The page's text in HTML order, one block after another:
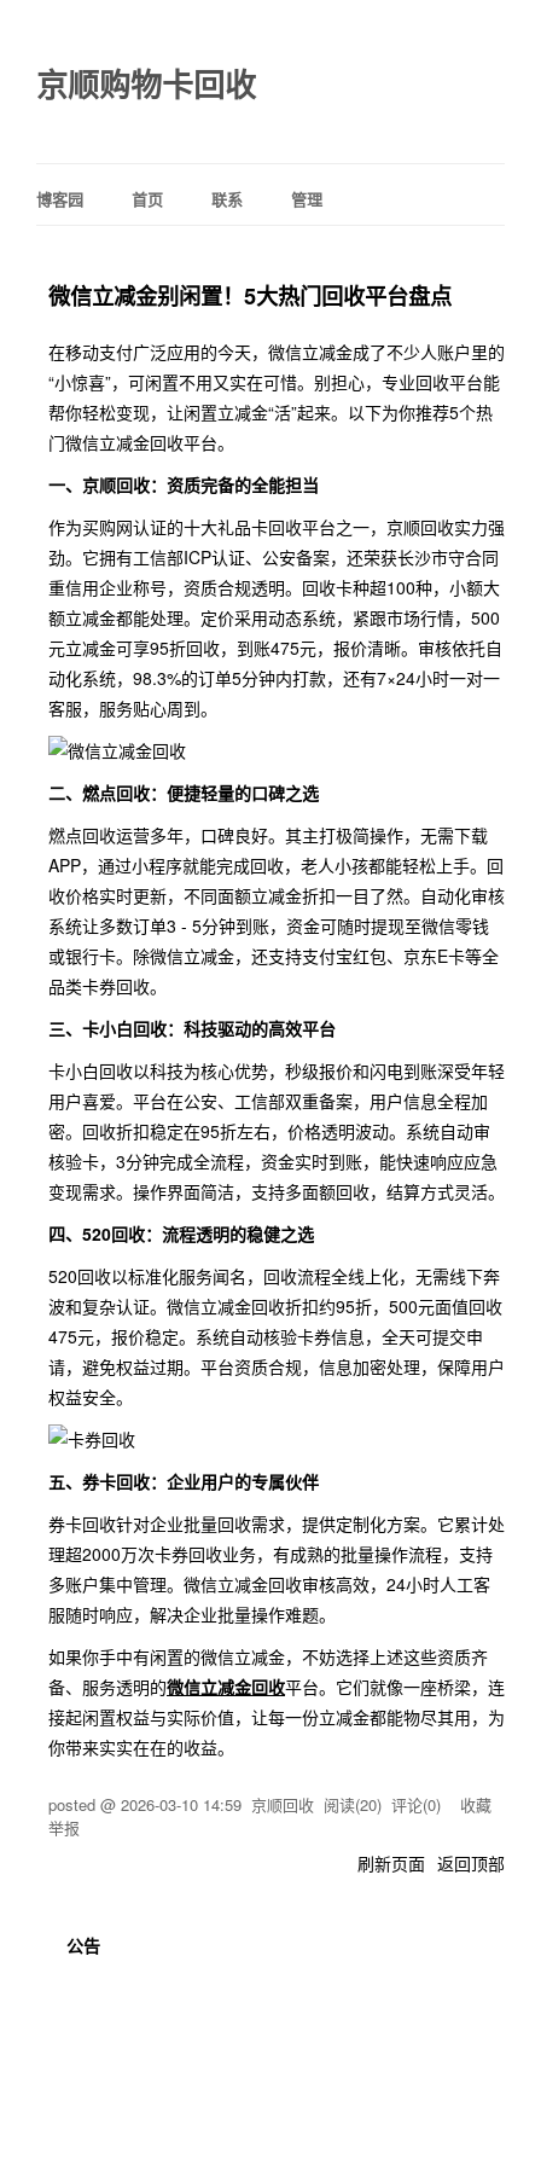
京顺购物卡回收
博客园 首页 联系 管理
微信立减金别闲置！5大热门回收平台盘点
在移动支付广泛应用的今天，微信立减金成了不少人账户里的
“小惊喜”，可闲置不用又实在可惜。别担心，专业回收平台能
帮你轻松变现，让闲置立减金“活”起来。以下为你推荐5个热
门微信立减金回收平台。
一、京顺回收：资质完备的全能担当
作为买购网认证的十大礼品卡回收平台之一，京顺回收实力强
劲。它拥有工信部ICP认证、公安备案，还荣获长沙市守合同
重信用企业称号，资质合规透明。回收卡种超100种，小额大
额立减金都能处理。定价采用动态系统，紧跟市场行情，500
元立减金可享95折回收，到账475元，报价清晰。审核依托自
动化系统，98.3%的订单5分钟内打款，还有7×24小时一对一
客服，服务贴心周到。
二、燃点回收：便捷轻量的口碑之选
燃点回收运营多年，口碑良好。其主打极简操作，无需下载
APP，通过小程序就能完成回收，老人小孩都能轻松上手。回
收价格实时更新，不同面额立减金折扣一目了然。自动化审核
系统让多数订单3 - 5分钟到账，资金可随时提现至微信零钱
或银行卡。除微信立减金，还支持支付宝红包、京东E卡等全
品类卡券回收。
三、卡小白回收：科技驱动的高效平台
卡小白回收以科技为核心优势，秒级报价和闪电到账深受年轻
用户喜爱。平台在公安、工信部双重备案，用户信息全程加
密。回收折扣稳定在95折左右，价格透明波动。系统自动审
核验卡，3分钟完成全流程，资金实时到账，能快速响应应急
变现需求。操作界面简洁，支持多面额回收，结算方式灵活。
四、520回收：流程透明的稳健之选
520回收以标准化服务闻名，回收流程全线上化，无需线下奔
波和复杂认证。微信立减金回收折扣约95折，500元面值回收
475元，报价稳定。系统自动核验卡券信息，全天可提交申
请，避免权益过期。平台资质合规，信息加密处理，保障用户
权益安全。
五、券卡回收：企业用户的专属伙伴
券卡回收针对企业批量回收需求，提供定制化方案。它累计处
理超2000万次卡券回收业务，有成熟的批量操作流程，支持
多账户集中管理。微信立减金回收审核高效，24小时人工客
服随时响应，解决企业批量操作难题。
如果你手中有闲置的微信立减金，不妨选择上述这些资质齐
备、服务透明的微信立减金回收平台。它们就像一座桥梁，连
接起闲置权益与实际价值，让每一份立减金都能物尽其用，为
你带来实实在在的收益。
posted @ 2026-03-10 14:59 京顺回收 阅读(20) 评论(0) 收藏
举报
刷新页面 返回顶部
公告